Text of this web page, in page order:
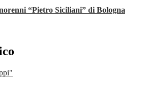
“Pietro Siciliani” di Bologna